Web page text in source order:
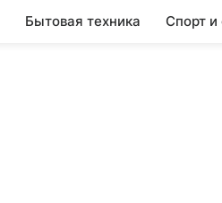
Бытовая техника Спорт и